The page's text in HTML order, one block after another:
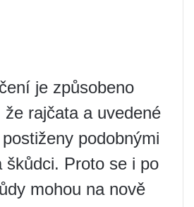
je způsobeno
rajčata a uvedené
podobnými
škůdci. Proto se i po
mohou na nově